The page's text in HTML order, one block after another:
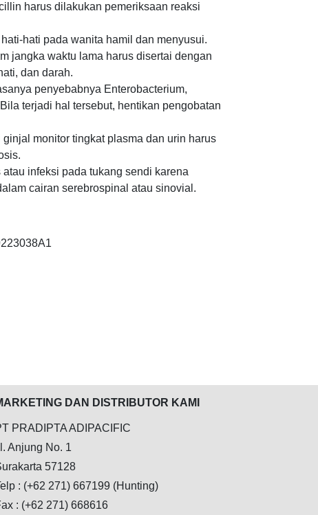
harus dilakukan pemeriksaan reaksi
hati pada wanita hamil dan menyusui.
jangka waktu lama harus disertai dengan
dan darah.
penyebabnya Enterobacterium,
terjadi hal tersebut, hentikan pengobatan
monitor tingkat plasma dan urin harus
infeksi pada tukang sendi karena
cairan serebrospinal atau sinovial.
DAN DISTRIBUTOR KAMI
PRADIPTA ADIPACIFIC
Anjung No. 1
57128
: (+62 271) 667199 (Hunting)
: (+62 271) 668616